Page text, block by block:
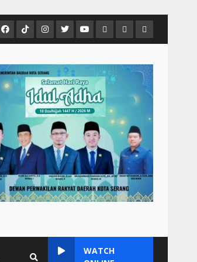
FacebookTiktok
Metropostnews
Group
Instagram
TwitterYoutubeMCTVVIDEO
NEWS
MUSIC
Player
Embed
WATCH